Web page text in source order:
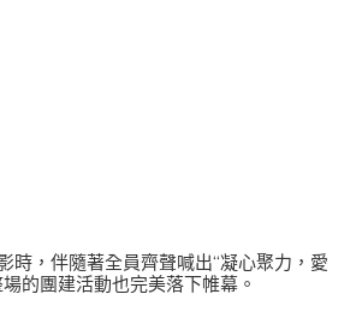
時，伴隨著全員齊聲喊出“凝心聚力，愛
的團建活動也完美落下帷幕。